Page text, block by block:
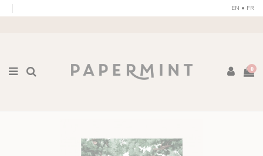
EN • FR
0
Pannello di gestione dei cookies